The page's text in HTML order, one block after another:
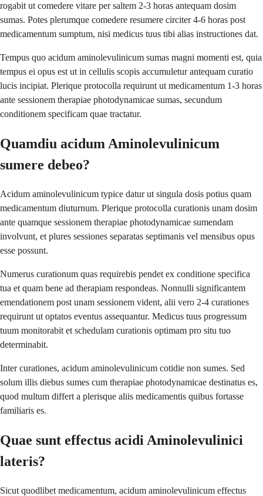
rogabit ut comedere vitare per saltem 2-3 horas antequam dosim
sumas. Potes plerumque comedere resumere circiter 4-6 horas post
medicamentum sumptum, nisi medicus tuus tibi alias instructiones dat.
Tempus quo acidum aminolevulinicum sumas magni momenti est, quia
tempus ei opus est ut in cellulis scopis accumuletur antequam curatio
lucis incipiat. Plerique protocolla requirunt ut medicamentum 1-3 horas
ante sessionem therapiae photodynamicae sumas, secundum
conditionem specificam quae tractatur.
Quamdiu acidum Aminolevulinicum
sumere debeo?
Acidum aminolevulinicum typice datur ut singula dosis potius quam
medicamentum diuturnum. Plerique protocolla curationis unam dosim
ante quamque sessionem therapiae photodynamicae sumendam
involvunt, et plures sessiones separatas septimanis vel mensibus opus
esse possunt.
Numerus curationum quas requirebis pendet ex conditione specifica
tua et quam bene ad therapiam respondeas. Nonnulli significantem
emendationem post unam sessionem vident, alii vero 2-4 curationes
requirunt ut optatos eventus assequantur. Medicus tuus progressum
tuum monitorabit et schedulam curationis optimam pro situ tuo
determinabit.
Inter curationes, acidum aminolevulinicum cotidie non sumes. Sed
solum illis diebus sumes cum therapiae photodynamicae destinatus es,
quod multum differt a plerisque aliis medicamentis quibus fortasse
familiaris es.
Quae sunt effectus acidi Aminolevulinici
lateris?
Sicut quodlibet medicamentum, acidum aminolevulinicum effectus